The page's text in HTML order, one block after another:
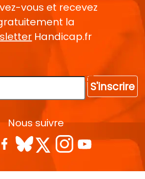
vous et recevez
la
Handicap.fr
S'inscrire
Nous suivre